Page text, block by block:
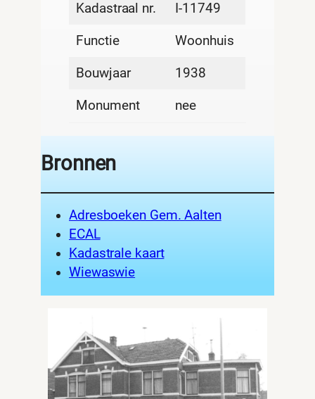
Kadastraal nr. I-11749
Functie Woonhuis
Bouwjaar 1938
Monument nee
Bronnen
Adresboeken Gem. Aalten
ECAL
Kadastrale kaart
Wiewaswie